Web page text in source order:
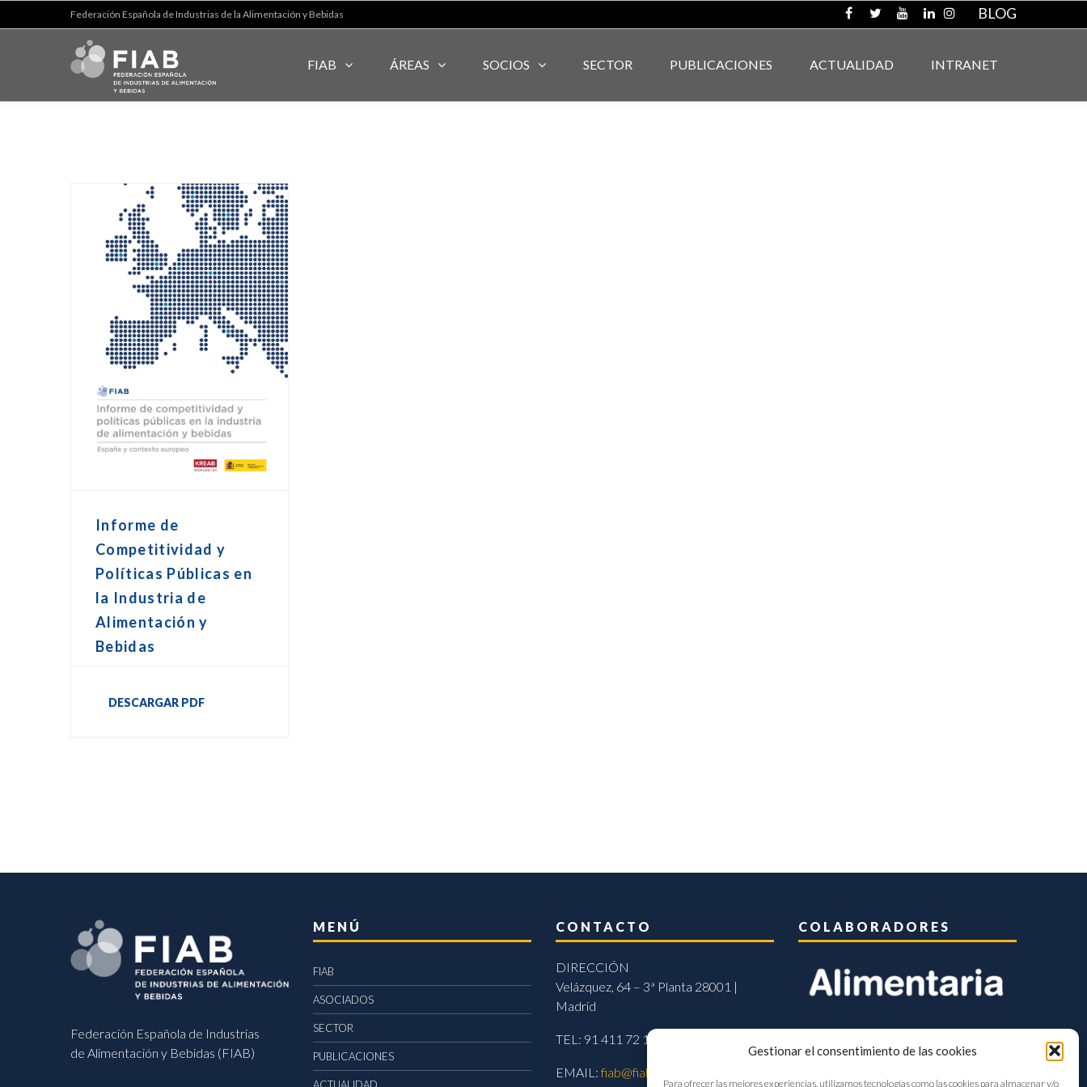
Gestionar el consentimiento de las cookies
Para ofrecer las mejores experiencias, utilizamos tecnologías como las cookies para almacenar y/o
Federación Española de Industrias de la Alimentación y Bebidas BLOG
FIAB ÁREAS SOCIOS SECTOR PUBLICACIONES ACTUALIDAD INTRANET
Informe de
Competitividad y
Políticas Públicas en
la Industria de
Alimentación y
Bebidas
DESCARGAR PDF
Federación Española de Industrias
de Alimentación y Bebidas (FIAB)
MENÚ
FIAB
ASOCIADOS
SECTOR
PUBLICACIONES
CONTACTO
DIRECCIÓN
Velázquez, 64 – 3ª Planta 28001 |
Madrid
TEL: 91 411 72 11
EMAIL:fiab@fiab.es
COLABORADORES